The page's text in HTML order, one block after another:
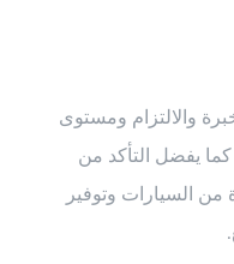
والالتزام ومستوى
يفضل التأكد من
من السيارات وتوفير